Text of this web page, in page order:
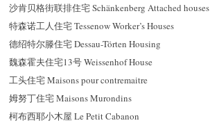
沙肯贝格街联排住宅 Schänkenberg Attached houses
特森诺工人住宅 Tessenow Worker’s Houses
德绍特尔滕住宅 Dessau-Törten Housing
魏森霍夫住宅13号 Weissenhof House
工头住宅 Maisons pour contremaitre
姆努丁住宅 Maisons Murondins
柯布西耶小木屋 Le Petit Cabanon